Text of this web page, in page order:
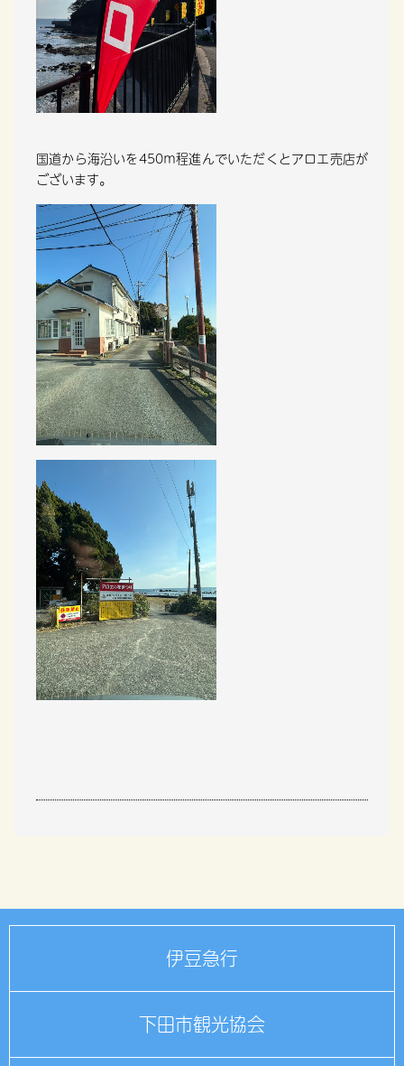
国道から海沿いを450ｍ程進んでいただくとアロエ売店が
ございます。
伊豆急行
下田市観光協会